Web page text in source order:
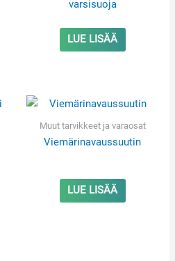
varsisuoja
LUE LISÄÄ
Muut tarvikkeet ja varaosat
Viemärinavaussuutin
LUE LISÄÄ